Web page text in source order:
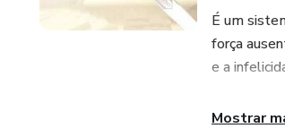
É um
força
e a
Esse tipo
Mostrar